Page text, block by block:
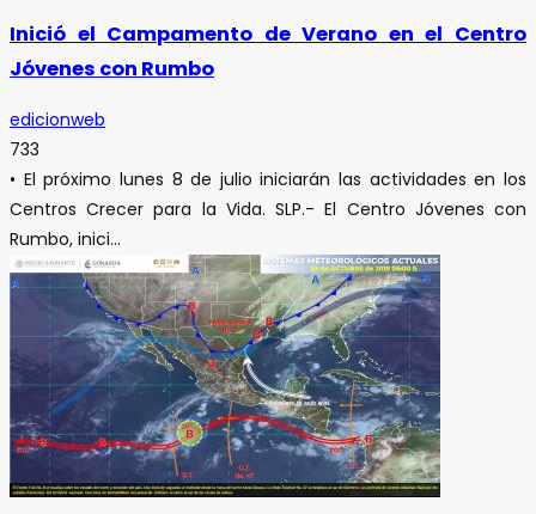
Inició el Campamento de Verano en el Centro
Jóvenes con Rumbo
edicionweb
733
• El próximo lunes 8 de julio iniciarán las actividades en los
Centros Crecer para la Vida. SLP.- El Centro Jóvenes con
Rumbo, inici...